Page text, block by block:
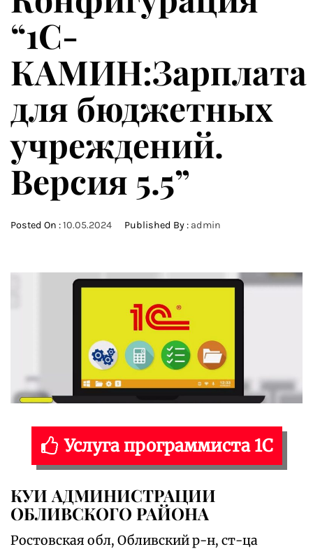
“1С-
КАМИН:Зарплата
для бюджетных
учреждений.
Версия 5.5”
Posted On :10.05.2024 Published By : admin
Услуга программиста 1С
КУИ АДМИНИСТРАЦИИ
ОБЛИВСКОГО РАЙОНА
Ростовская обл, Обливский р-н, ст-ца